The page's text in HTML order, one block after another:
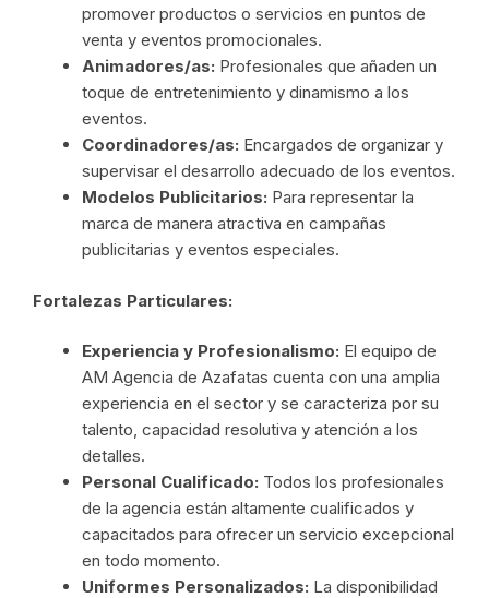
promover productos o servicios en puntos de
venta y eventos promocionales.
Animadores/as: Profesionales que añaden un
toque de entretenimiento y dinamismo a los
eventos.
Coordinadores/as: Encargados de organizar y
supervisar el desarrollo adecuado de los eventos.
Modelos Publicitarios: Para representar la
marca de manera atractiva en campañas
publicitarias y eventos especiales.
Fortalezas Particulares:
Experiencia y Profesionalismo: El equipo de
AM Agencia de Azafatas cuenta con una amplia
experiencia en el sector y se caracteriza por su
talento, capacidad resolutiva y atención a los
detalles.
Personal Cualificado: Todos los profesionales
de la agencia están altamente cualificados y
capacitados para ofrecer un servicio excepcional
en todo momento.
Uniformes Personalizados: La disponibilidad